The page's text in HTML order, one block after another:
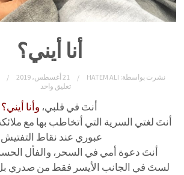
أنا أيني؟
نشرت بواسطة: HATEM ALI 21 أغسطس، 2019
تعليق واحد
أنتَ في قلبي، وأنا أيني؟
أنتَ لغتي السرية التي أتخاطب بها مع
عبوري عند نقاط
أنتَ دعوة أمي في السحر، والفأل
لستَ في الجانب الأيسر فقط من صدري بل